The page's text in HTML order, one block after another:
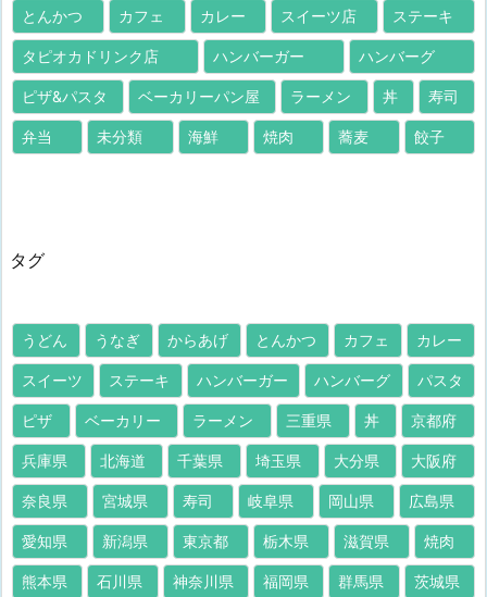
とんかつ カフェ カレー スイーツ店 ステーキ
タピオカドリンク店 ハンバーガー ハンバーグ
ピザ&パスタ ベーカリーパン屋 ラーメン 丼 寿司
弁当 未分類 海鮮 焼肉 蕎麦 餃子
タグ
うどん うなぎ からあげ とんかつ カフェ カレー
スイーツ ステーキ ハンバーガー ハンバーグ パスタ
ピザ ベーカリー ラーメン 三重県 丼 京都府
兵庫県 北海道 千葉県 埼玉県 大分県 大阪府
奈良県 宮城県 寿司 岐阜県 岡山県 広島県
愛知県 新潟県 東京都 栃木県 滋賀県 焼肉
熊本県 石川県 神奈川県 福岡県 群馬県 茨城県